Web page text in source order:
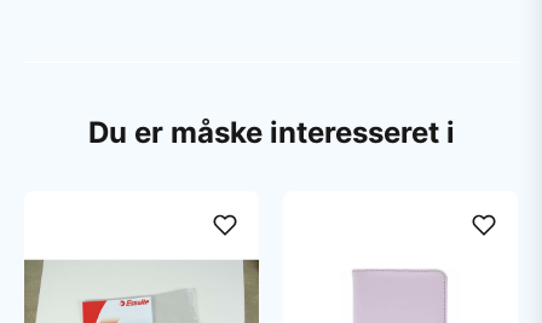
Du er måske interesseret i